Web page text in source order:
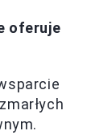
oferuje